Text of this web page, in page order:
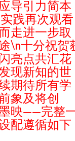
导引力简本
践再次观看
走进一步取
\n十分祝贺
亮点共汇花
现新知的世
期待所有学
象及将创
映——完整
配遵循如下